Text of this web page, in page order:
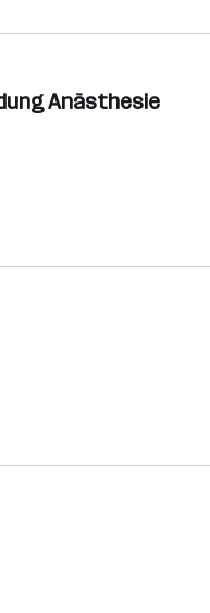
Anästhesie